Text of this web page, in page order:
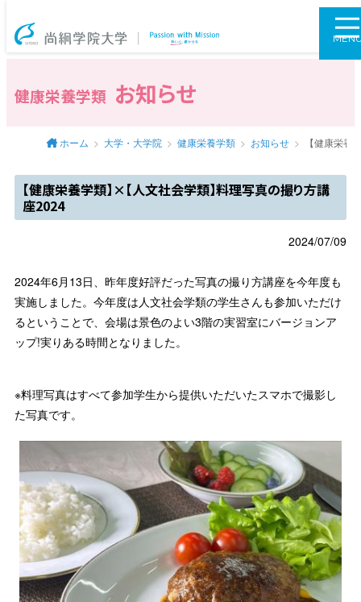
尚絅学院大学
健康栄養学類 お知らせ
ホーム 大学・大学院 健康栄養学類 お知らせ 【健康栄養
【健康栄養学類】×【人文社会学類】料理写真の撮り方講
座2024
2024/07/09
2024年6月13日、昨年度好評だった写真の撮り方講座を今年度も
実施しました。今年度は人文社会学類の学生さんも参加いただけ
るということで、会場は景色のよい3階の実習室にバージョンア
ップ!実りある時間となりました。
※料理写真はすべて参加学生から提供いただいたスマホで撮影し
た写真です。